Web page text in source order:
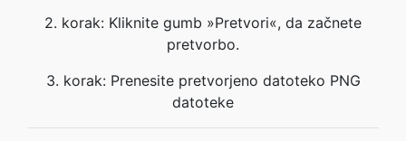
2. korak: Kliknite gumb »Pretvori«, da začnete
pretvorbo.
3. korak: Prenesite pretvorjeno datoteko PNG
datoteke